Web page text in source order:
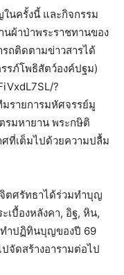
นครั้งนี้ และกิจกรรม
นผ้าป่าพระราชทานของ
ถติดตามข่าวสารได้
รภ์โพธิสัตว์องค์ปฐม)
?
รายการมหัศจรรย์มู
รมหายาน พระกษิติ
ที่เต็มไปด้วยความปลื้ม
ตศรัทธาได้ร่วมทำบุญ
เบื้องหลังคา, อิฐ, หิน,
ทำปฏิทินบุญของปี 69
จัดสร้างอารามต่อไป